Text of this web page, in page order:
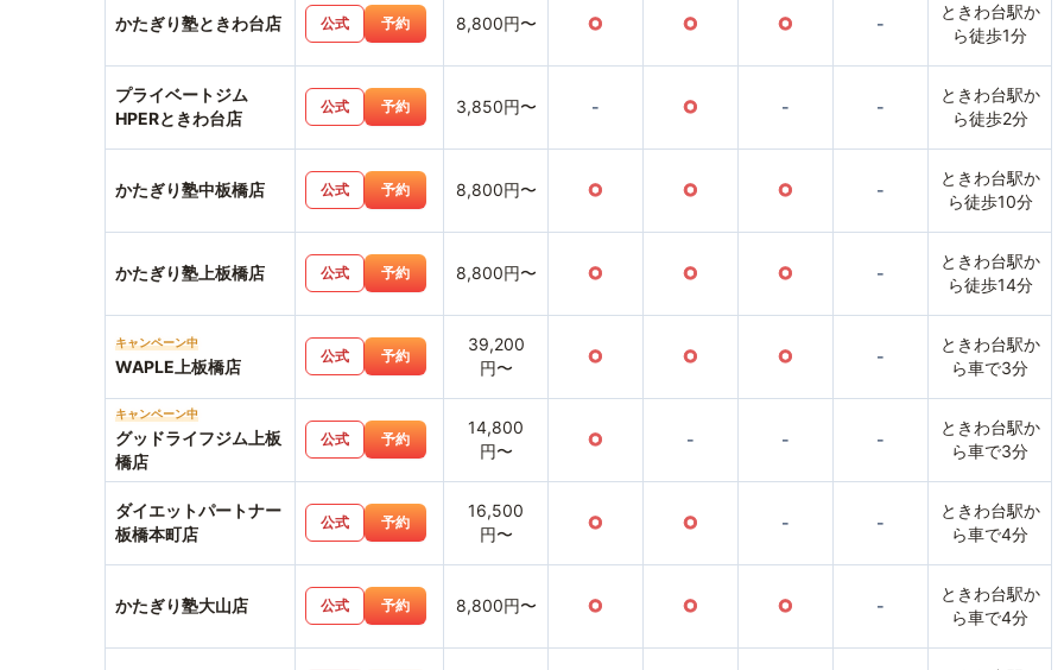
かたぎり塾ときわ台店 公式 予約 8,800円〜 ○ ○ ○ -
ときわ台駅か
ら徒歩1分
プライベートジム
HPERときわ台店
公式 予約 3,850円〜 - ○ - -
ときわ台駅か
ら徒歩2分
かたぎり塾中板橋店 公式 予約 8,800円〜 ○ ○ ○ -
ときわ台駅か
ら徒歩10分
かたぎり塾上板橋店 公式 予約 8,800円〜 ○ ○ ○ -
ときわ台駅か
ら徒歩14分
キャンペーン中
WAPLE上板橋店
公式 予約
39,200
円〜
○ ○ ○ -
ときわ台駅か
ら車で3分
キャンペーン中
グッドライフジム上板
橋店
公式 予約
14,800
円〜
○ - - -
ときわ台駅か
ら車で3分
ダイエットパートナー
板橋本町店
公式 予約
16,500
円〜
○ ○ - -
ときわ台駅か
ら車で4分
かたぎり塾大山店 公式 予約 8,800円〜 ○ ○ ○ -
ときわ台駅か
ら車で4分